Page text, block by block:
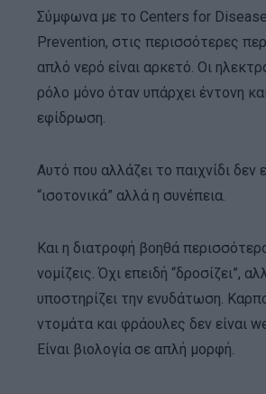
Σύμφωνα με το Centers for
Prevention, στις περισσότερες
απλό νερό είναι αρκετό. Οι
ρόλο μόνο όταν υπάρχει έντονη
εφίδρωση.
Αυτό που αλλάζει το παιχνίδι δεν
“ισοτονικά” αλλά η συνέπεια.
Και η διατροφή βοηθά
νομίζεις. Όχι επειδή “δροσίζει”,
υποστηρίζει την ενυδάτωση.
ντομάτα και φράουλες δεν είναι
Είναι βιολογία σε απλή μορφή.